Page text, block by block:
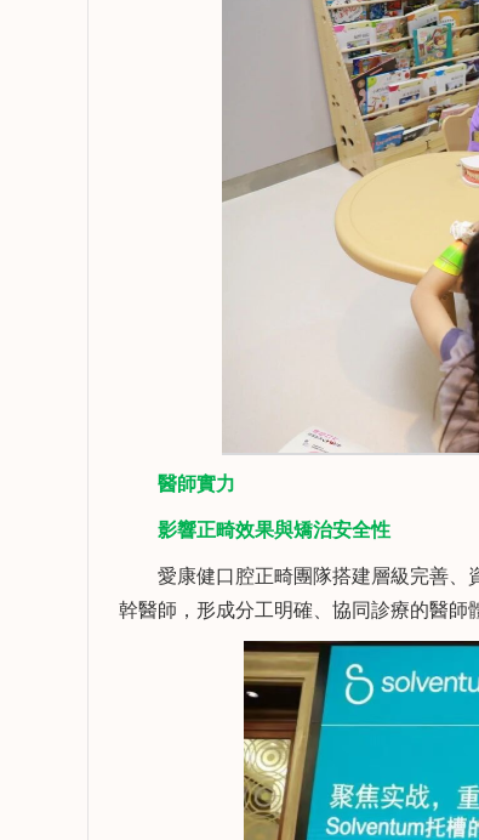
醫師實力
影響正畸效果與矯治安全性
愛康健口腔正畸團隊搭建層級完善、
幹醫師，形成分工明確、協同診療的醫師
執業醫師 口腔醫學學士